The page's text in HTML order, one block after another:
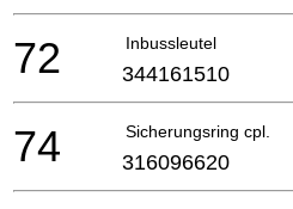
Inbussleutel
72 344161510
Sicherungsring cpl.
74 316096620